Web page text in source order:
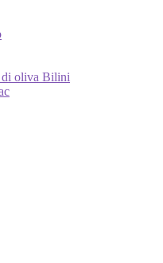
oliva Bilini